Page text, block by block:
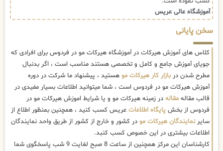
آموزشگاه عالی عریس
سخن پایانی
کلاس های آموزش هیرکات در آموزشگاه هیرکات مو در فردوس برای افرادی که
جویای آموزش جامع و کامل و تخصصی هستند مناسب است ، اگر بدنبال
مطرح شدن دربازار کار هیرکات مو هستید ، پیشنهاد ما شرکت در دوره
آموزش هیرکات مو در فردوس است ، شما میتوانید اطلاعات بسیار مفیدی در
قالب مقاله مقاله در زمینه هیرکات مو و یا شرایط اموزش هیرکات مو در
فردوس از بخش پایگاه اطلاعات عریس کسب کنید ، همچنین بمنظور اطلاع از
سایرنمایندگان هیرکات مو در کشور و خارج از کشور از طریق واحد نمایندگان
اطلاعات بیشتری در این خصوص کسب کنبد.
کارشناسان این مرکز همچنین از ساعت 8 صبح لغایت 9 شب پاسخگوی شما